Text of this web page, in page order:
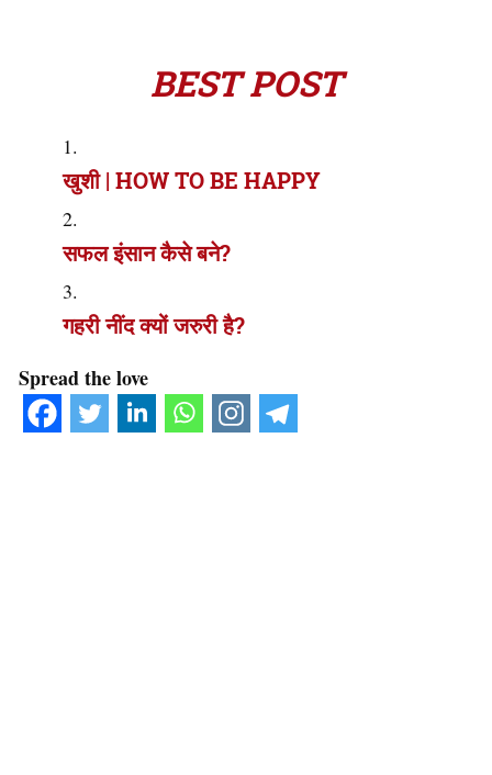
BEST POST
खुशी | HOW TO BE HAPPY
सफल इंसान कैसे बने?
गहरी नींद क्यों जरुरी है?
Spread the love